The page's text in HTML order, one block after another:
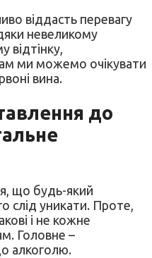
віддасть перевагу
невеликому
відтінку,
ми можемо очікувати
вина.
до
що будь-який
слід уникати. Проте,
і не кожне
Головне –
алкоголю.